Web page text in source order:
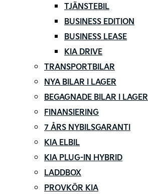
TJÄNSTEBIL
BUSINESS EDITION
BUSINESS LEASE
KIA DRIVE
TRANSPORTBILAR
NYA BILAR I LAGER
BEGAGNADE BILAR I LAGER
FINANSIERING
7 ÅRS NYBILSGARANTI
KIA ELBIL
KIA PLUG-IN HYBRID
LADDBOX
PROVKÖR KIA